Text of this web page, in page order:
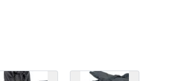
View larger image View larger image